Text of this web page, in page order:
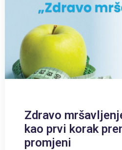
Zdravo
kao prvi korak
promjeni